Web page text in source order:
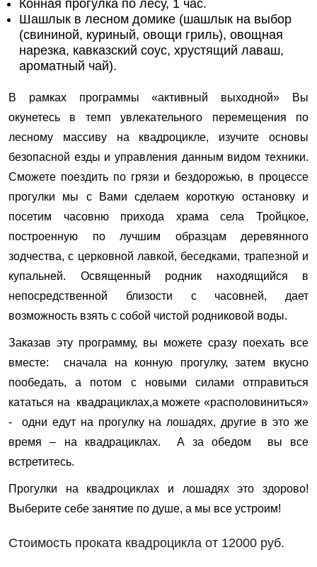
Конная прогулка по лесу, 1 час.
Шашлык в лесном домике (шашлык на выбор
(свининой, куриный, овощи гриль), овощная
нарезка, кавказский соус, хрустящий лаваш,
ароматный чай).
В рамках программы «активный выходной» Вы
окунетесь в темп увлекательного перемещения по
лесному массиву на квадроцикле, изучите основы
безопасной езды и управления данным видом техники.
Сможете поездить по грязи и бездорожью, в процессе
прогулки мы с Вами сделаем короткую остановку и
посетим часовню прихода храма села Тройцкое,
построенную по лучшим образцам деревянного
зодчества, с церковной лавкой, беседками, трапезной и
купальней. Освященный родник находящийся в
непосредственной близости с часовней, дает
возможность взять с собой чистой родниковой воды.
Заказав эту программу, вы можете сразу поехать все
вместе: сначала на конную прогулку, затем вкусно
пообедать, а потом с новыми силами отправиться
кататься на квадрациклах,а можете «располовиниться»
- одни едут на прогулку на лошадях, другие в это же
время – на квадрациклах. А за обедом вы все
встретитесь.
Прогулки на квадроциклах и лошадях это здорово!
Выберите себе занятие по душе, а мы все устроим!
Стоимость проката квадроцикла от 12000 руб.